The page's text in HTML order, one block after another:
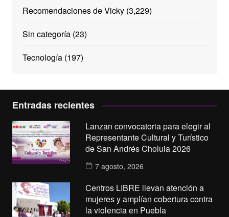
Recomendaciones de Vicky(3,229)
Sin categoría(23)
Tecnología(197)
Entradas recientes
Lanzan convocatoria para elegir al
Representante Cultural y Turístico
de San Andrés Cholula 2026
7 agosto, 2026
Centros LIBRE llevan atención a
mujeres y amplían cobertura contra
la violencia en Puebla